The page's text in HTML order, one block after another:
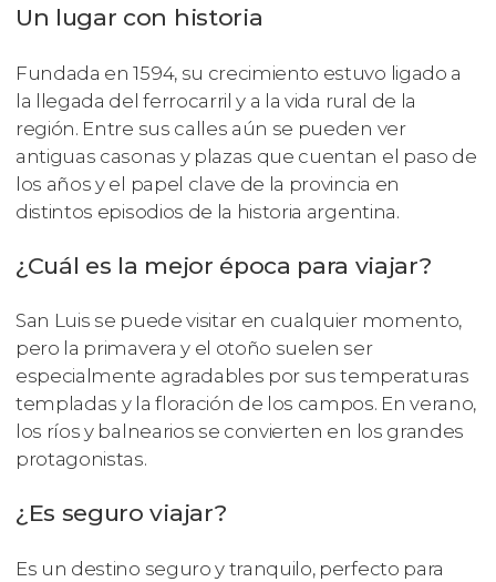
Un lugar con historia
Fundada en 1594, su crecimiento estuvo ligado a
la llegada del ferrocarril y a la vida rural de la
región. Entre sus calles aún se pueden ver
antiguas casonas y plazas que cuentan el paso de
los años y el papel clave de la provincia en
distintos episodios de la historia argentina.
¿Cuál es la mejor época para viajar?
San Luis se puede visitar en cualquier momento,
pero la primavera y el otoño suelen ser
especialmente agradables por sus temperaturas
templadas y la floración de los campos. En verano,
los ríos y balnearios se convierten en los grandes
protagonistas.
¿Es seguro viajar?
Es un destino seguro y tranquilo, perfecto para